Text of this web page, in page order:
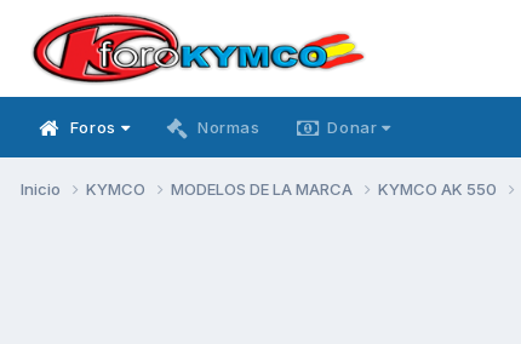
Foros Normas Donar
Inicio KYMCO MODELOS DE LA MARCA KYMCO AK 550